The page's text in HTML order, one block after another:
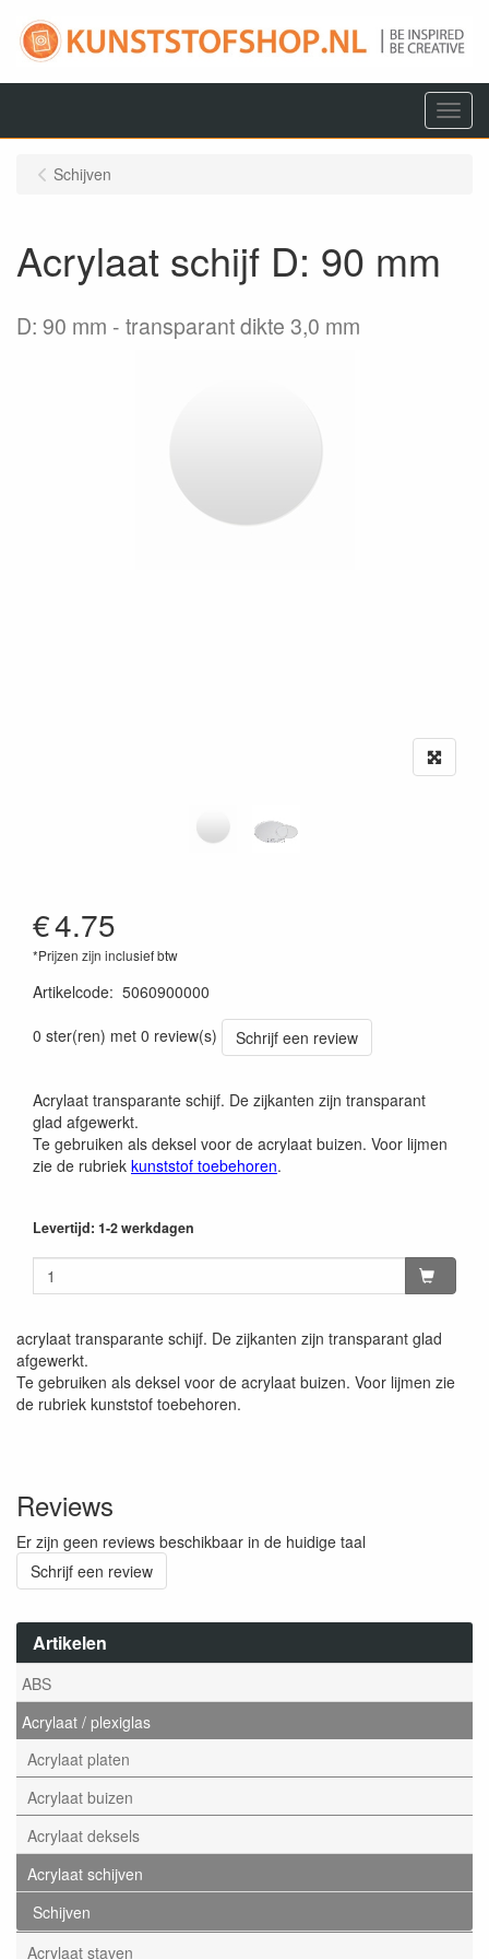
Menu
Artikelen
ABS
Acrylaat / plexiglas
Acrylaat platen
Acrylaat buizen
Acrylaat deksels
Acrylaat schijven
Schijven
Acrylaat staven
Schijven
Acrylaat schijf D: 90 mm
D: 90 mm transparant dikte 3,0 mm
€4.75
*Prijzen zijn inclusief btw
Artikelcode: 5060900000
0 ster(ren) met 0 review(s)
Schrijf een review
Acrylaat transparante schijf. De zijkanten zijn transparant
glad afgewerkt.
Te gebruiken als deksel voor de acrylaat buizen. Voor lijmen
zie de rubriek kunststof toebehoren.
Levertijd: 1-2 werkdagen
acrylaat transparante schijf. De zijkanten zijn transparant glad
afgewerkt.
Te gebruiken als deksel voor de acrylaat buizen. Voor lijmen zie
de rubriek kunststof toebehoren.
Reviews
Er zijn geen reviews beschikbaar in de huidige taal
Schrijf een review